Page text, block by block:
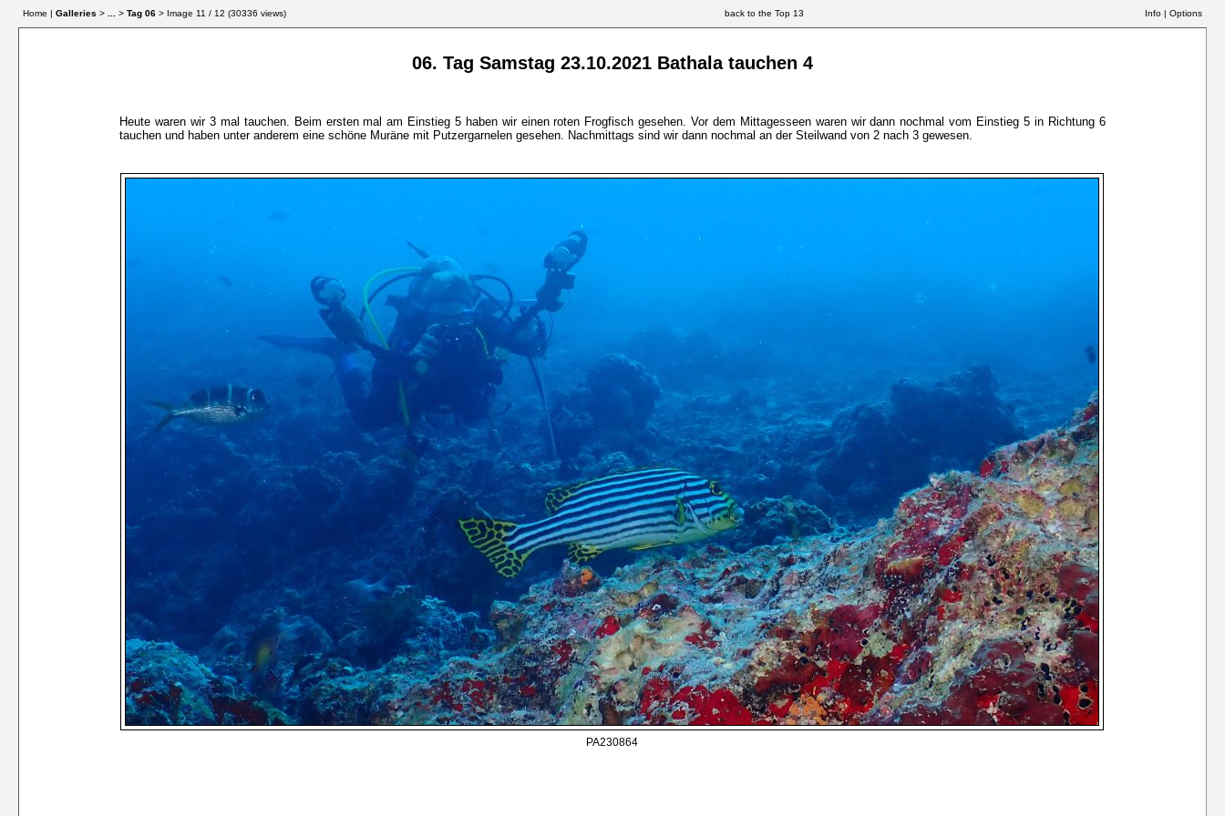
Home | Galleries > > Tag 06 > Image 11 / 12 (30336 views) back to the Top 13 Info | Options
06. Tag Samstag 23.10.2021 Bathala tauchen 4
Heute waren wir 3 mal tauchen. Beim ersten mal am Einstieg 5 haben wir einen roten Frogfisch gesehen. Vor dem Mittagesseen waren wir dann nochmal vom Einstieg 5 in Richtung 6
tauchen und haben unter anderem eine schöne Muräne mit Putzergarnelen gesehen. Nachmittags sind wir dann nochmal an der Steilwand von 2 nach 3 gewesen.
PA230864